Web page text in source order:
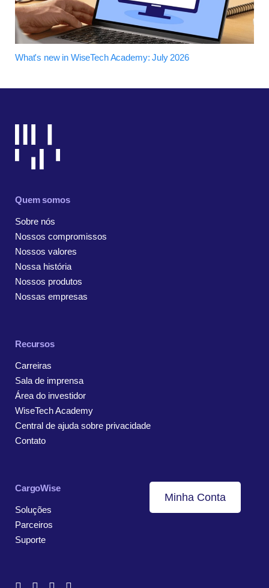
What's new in WiseTech Academy: July 2026
Quem somos
Sobre nós
Nossos compromissos
Nossos valores
Nossa história
Nossos produtos
Nossas empresas
Recursos
Carreiras
Sala de imprensa
Área do investidor
WiseTech Academy
Central de ajuda sobre privacidade
Contato
CargoWise
Soluções
Parceiros
Suporte
Minha Conta